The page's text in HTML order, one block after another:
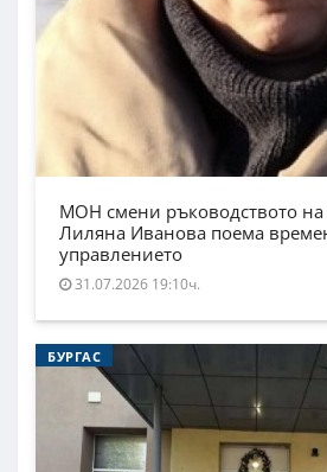
МОН смени ръководството на
Лиляна Иванова поема
управлението
31.07.2026 19:10ч.
БУРГАС